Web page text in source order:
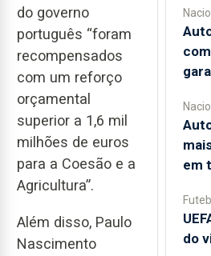
do governo
português “foram
recompensados
com um reforço
orçamental
superior a 1,6 mil
milhões de euros
para a Coesão e a
Agricultura”.
Além disso, Paulo
Nascimento
em
do